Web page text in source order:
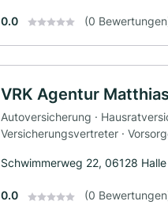
0.0 (0
VRK Agentur
Autoversicherung ·
Versicherungsvertreter ·
Schwimmerweg 22, 06128
0.0 (0